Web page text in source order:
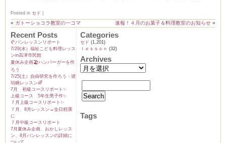
Posted in セド
« ガトーショコラ教室の一コマ 速報！４月のお菓子＆料理教室のお知らせ »
Recent Posts
🥐パンレッスンリポート
7/29(水）福祉こども料理レッス
ンin高津市民館
夏休み企画🏖️ハンバーガーを作
ろう
7/25(土）自由研究を作ろう・琥
珀糖レッスン🌈
7月 初級コースリポート✨️
上級コース 5年生男子作✨️
７月上級コースリポート✨️
７月、8月レッスン→全日程🈵
に
７月中級コースリポート
7月夏休み企画、おかしレッス
ン、8月パンレッスンの詳細に
ついて
Categories
セド (1,201)
ｌｅｓｓｏｎ (32)
Archives
Tags